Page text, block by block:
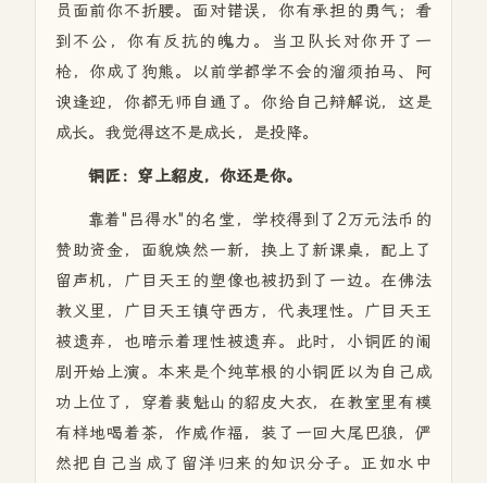
员面前你不折腰。面对错误，你有承担的勇气；看
到不公，你有反抗的魄力。当卫队长对你开了一
枪，你成了狗熊。以前学都学不会的溜须拍马、阿
谀逢迎，你都无师自通了。你给自己辩解说，这是
成长。我觉得这不是成长，是投降。
铜匠：穿上貂皮，你还是你。
靠着"吕得水"的名堂，学校得到了2万元法币的
赞助资金，面貌焕然一新，换上了新课桌，配上了
留声机，广目天王的塑像也被扔到了一边。在佛法
教义里，广目天王镇守西方，代表理性。广目天王
被遗弃，也暗示着理性被遗弃。此时，小铜匠的闹
剧开始上演。本来是个纯草根的小铜匠以为自己成
功上位了，穿着裴魁山的貂皮大衣，在教室里有模
有样地喝着茶，作威作福，装了一回大尾巴狼，俨
然把自己当成了留洋归来的知识分子。正如水中